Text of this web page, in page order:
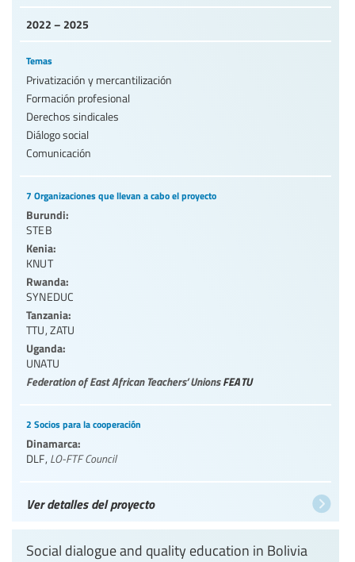
2022 – 2025
Temas
Privatización y mercantilización
Formación profesional
Derechos sindicales
Diálogo social
Comunicación
7 Organizaciones que llevan a cabo el proyecto
Burundi:
STEB
Kenia:
KNUT
Rwanda:
SYNEDUC
Tanzania:
TTU, ZATU
Uganda:
UNATU
Federation of East African Teachers’ UnionsFEATU
2 Socios para la cooperación
Dinamarca:
DLF, LO-FTF Council
Ver detalles del proyecto
Social dialogue and quality education in Bolivia